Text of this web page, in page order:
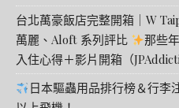
台北萬豪飯店完整開箱｜W
萬麗、Aloft 系列評比
那些
入住心得＋影片開箱（
日本驅蟲用品排行榜＆行李